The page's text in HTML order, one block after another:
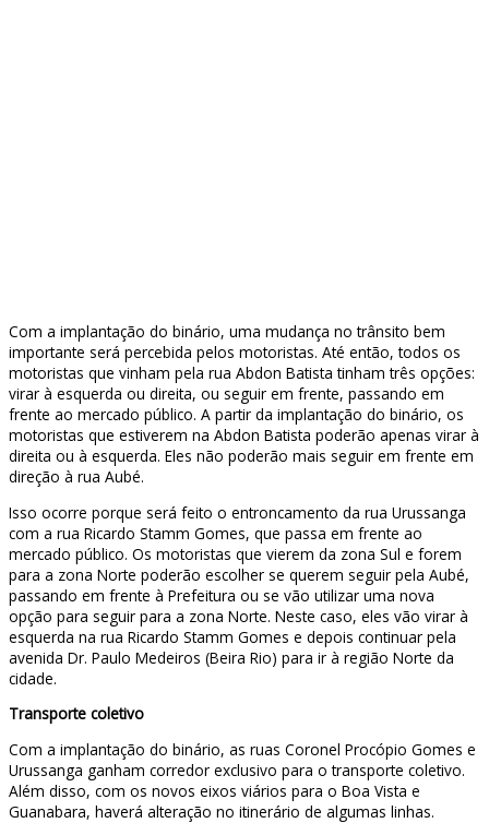
Com a implantação do binário, uma mudança no trânsito bem
importante será percebida pelos motoristas. Até então, todos os
motoristas que vinham pela rua Abdon Batista tinham três opções:
virar à esquerda ou direita, ou seguir em frente, passando em
frente ao mercado público. A partir da implantação do binário, os
motoristas que estiverem na Abdon Batista poderão apenas virar à
direita ou à esquerda. Eles não poderão mais seguir em frente em
direção à rua Aubé.
Isso ocorre porque será feito o entroncamento da rua Urussanga
com a rua Ricardo Stamm Gomes, que passa em frente ao
mercado público. Os motoristas que vierem da zona Sul e forem
para a zona Norte poderão escolher se querem seguir pela Aubé,
passando em frente à Prefeitura ou se vão utilizar uma nova
opção para seguir para a zona Norte. Neste caso, eles vão virar à
esquerda na rua Ricardo Stamm Gomes e depois continuar pela
avenida Dr. Paulo Medeiros (Beira Rio) para ir à região Norte da
cidade.
Transporte coletivo
Com a implantação do binário, as ruas Coronel Procópio Gomes e
Urussanga ganham corredor exclusivo para o transporte coletivo.
Além disso, com os novos eixos viários para o Boa Vista e
Guanabara, haverá alteração no itinerário de algumas linhas.